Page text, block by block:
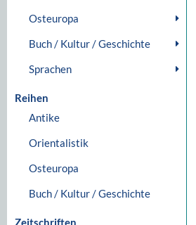
Osteuropa
Buch / Kultur / Geschichte
Sprachen
Reihen
Antike
Orientalistik
Osteuropa
Buch / Kultur / Geschichte
Zeitschriften